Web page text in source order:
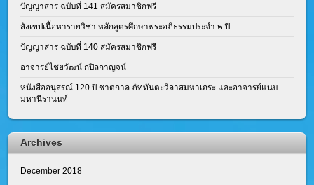
ปัญญาสาร ฉบับที่ 141 สมัครสมาชิกฟรี
สังเขปเนื้อหารายวิชา หลักสูตรศึกษาพระอภิธรรมประจำ ๒ ปี
ปัญญาสาร ฉบับที่ 140 สมัครสมาชิกฟรี
อาจารย์ไชยวัฒน์ กปิลกาญจน์
หนังสืออนุสรณ์ 120 ปี ชาตกาล ภัททันตะวิลาสมหาเถระ และอาจารย์แนบ
มหานีรานนท์
Archives
December 2018